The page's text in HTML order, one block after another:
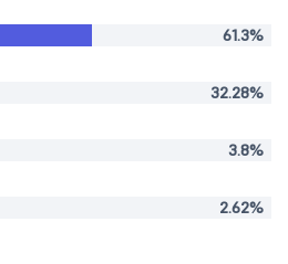
61.3%
32.28%
3.8%
2.62%